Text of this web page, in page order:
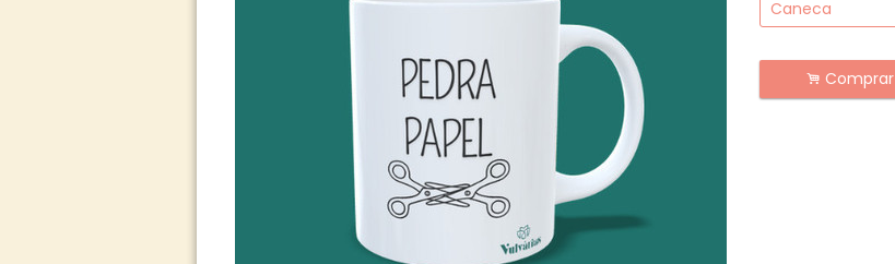
. Comprar